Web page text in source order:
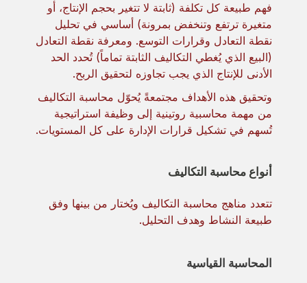
فهم طبيعة كل تكلفة (ثابتة لا تتغير بحجم الإنتاج، أو
متغيرة ترتفع وتنخفض بمرونة) أساسي في تحليل
نقطة التعادل وقرارات التوسع. ومعرفة نقطة التعادل
(البيع الذي يُغطي التكاليف الثابتة تماماً) تُحدد الحد
الأدنى للإنتاج الذي يجب تجاوزه لتحقيق الربح.
وتحقيق هذه الأهداف مجتمعةً يُحوّل محاسبة التكاليف
من مهمة محاسبية روتينية إلى وظيفة استراتيجية
تُسهم في تشكيل قرارات الإدارة على كل المستويات.
أنواع محاسبة التكاليف
تتعدد مناهج محاسبة التكاليف ويُختار من بينها وفق
طبيعة النشاط وهدف التحليل.
المحاسبة القياسية